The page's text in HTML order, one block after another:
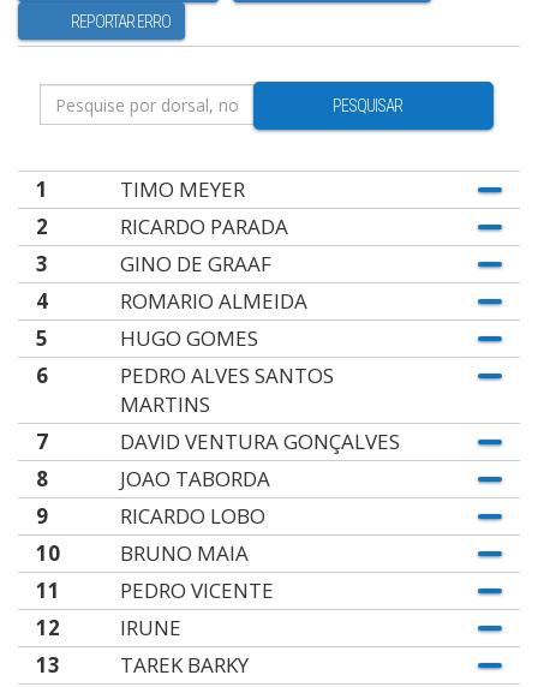
REPORTAR ERRO
PESQUISAR
1
TIMO MEYER
2
RICARDO PARADA
3
GINO DE GRAAF
4
ROMARIO ALMEIDA
5
HUGO GOMES
6
PEDRO ALVES SANTOS
MARTINS
7
DAVID VENTURA GONÇALVES
8
JOAO TABORDA
9
RICARDO LOBO
10
BRUNO MAIA
11
PEDRO VICENTE
12
IRUNE
13
TAREK BARKY